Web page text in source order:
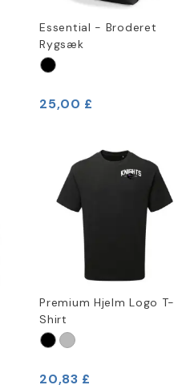
Essential - Broderet
Rygsæk
25,00 £
Premium Hjelm Logo T-
Shirt
20,83 £